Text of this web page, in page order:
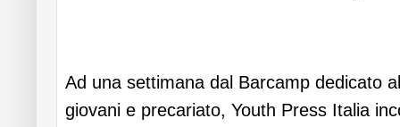
Ad una settimana dal Barcamp dedicato
giovani e precariato, Youth Press Italia